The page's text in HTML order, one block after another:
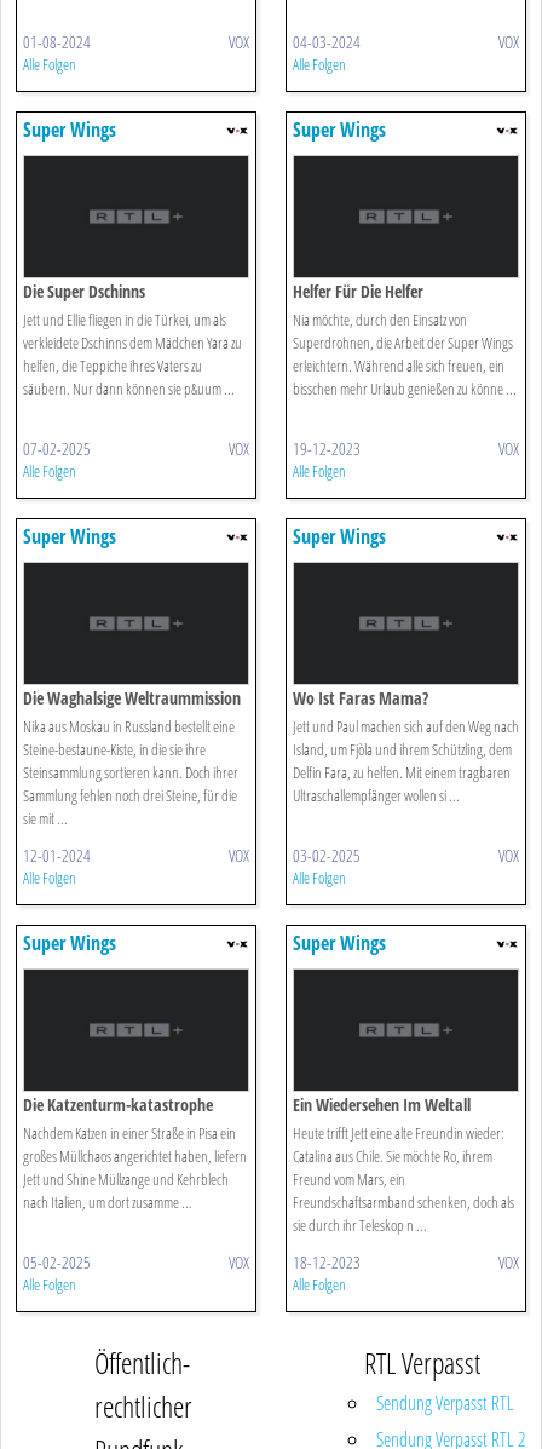
01-08-2024 VOX
Alle Folgen
04-03-2024 VOX
Alle Folgen
Super Wings
Die Super Dschinns
Jett und Ellie fliegen in die Türkei, um als
verkleidete Dschinns dem Mädchen Yara zu
helfen, die Teppiche ihres Vaters zu
säubern. Nur dann können sie p&uum ...
07-02-2025 VOX
Alle Folgen
Super Wings
Helfer Für Die Helfer
Nia möchte, durch den Einsatz von
Superdrohnen, die Arbeit der Super Wings
erleichtern. Während alle sich freuen, ein
bisschen mehr Urlaub genießen zu könne ...
19-12-2023 VOX
Alle Folgen
Super Wings
Die Waghalsige Weltraummission
Nika aus Moskau in Russland bestellt eine
Steine-bestaune-Kiste, in die sie ihre
Steinsammlung sortieren kann. Doch ihrer
Sammlung fehlen noch drei Steine, für die
sie mit ...
12-01-2024 VOX
Alle Folgen
Super Wings
Wo Ist Faras Mama?
Jett und Paul machen sich auf den Weg nach
Island, um Fjòla und ihrem Schützling, dem
Delfin Fara, zu helfen. Mit einem tragbaren
Ultraschallempfänger wollen si ...
03-02-2025 VOX
Alle Folgen
Super Wings
Die Katzenturm-katastrophe
Nachdem Katzen in einer Straße in Pisa ein
großes Müllchaos angerichtet haben, liefern
Jett und Shine Müllzange und Kehrblech
nach Italien, um dort zusamme ...
05-02-2025 VOX
Alle Folgen
Super Wings
Ein Wiedersehen Im Weltall
Heute trifft Jett eine alte Freundin wieder:
Catalina aus Chile. Sie möchte Ro, ihrem
Freund vom Mars, ein
Freundschaftsarmband schenken, doch als
sie durch ihr Teleskop n ...
18-12-2023 VOX
Alle Folgen
Öffentlich-
rechtlicher
RTL Verpasst
Sendung Verpasst RTL
Sendung Verpasst RTL 2